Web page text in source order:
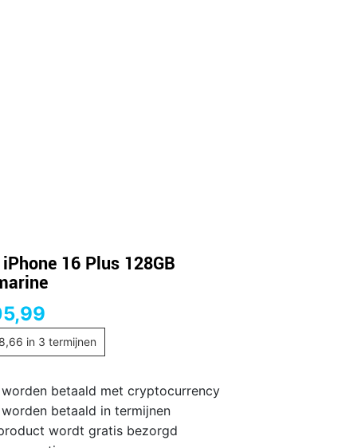
16 Plus 128GB
in 3 termijnen
worden betaald met cryptocurrency
betaald in termijnen
wordt gratis bezorgd